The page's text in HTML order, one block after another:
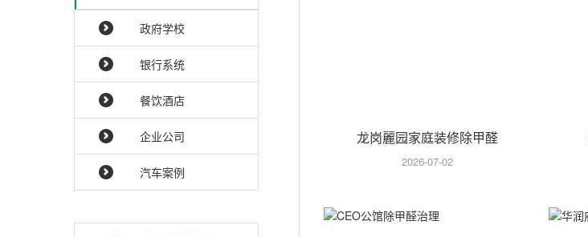
政府学校
银行系统
餐饮酒店
企业公司
汽车案例
龙岗麗园家庭装修除甲醛
2026-07-02